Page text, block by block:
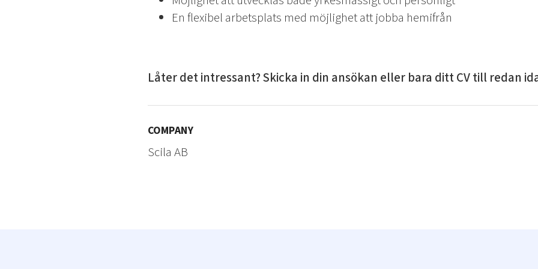
En flexibel arbetsplats med möjlighet att jobba hemifrån
Låter det intressant? Skicka in din ansökan eller bara ditt CV till redan
COMPANY
Scila AB